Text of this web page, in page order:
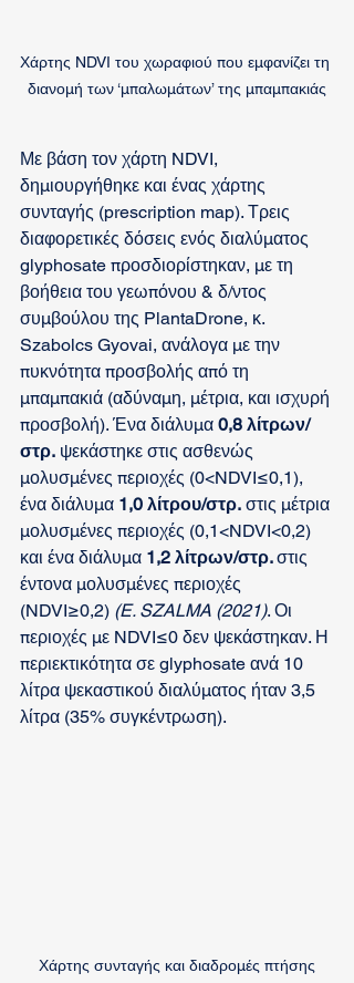
Χάρτης NDVI του χωραφιού που εμφανίζει τη
διανομή των ‘μπαλωμάτων’ της μπαμπακιάς
Με βάση τον χάρτη NDVI,
δημιουργήθηκε και ένας χάρτης
συνταγής (prescription map). Τρεις
διαφορετικές δόσεις ενός διαλύματος
glyphosate προσδιορίστηκαν, με τη
βοήθεια του γεωπόνου & δ/ντος
συμβούλου της PlantaDrone, κ.
Szabolcs Gyovai, ανάλογα με την
πυκνότητα προσβολής από τη
μπαμπακιά (αδύναμη, μέτρια, και ισχυρή
προσβολή). Ένα διάλυμα 0,8 λίτρων/
στρ. ψεκάστηκε στις ασθενώς
μολυσμένες περιοχές (0<NDVI≤0,1),
ένα διάλυμα 1,0 λίτρου/στρ. στις μέτρια
μολυσμένες περιοχές (0,1<NDVI<0,2)
και ένα διάλυμα 1,2 λίτρων/στρ. στις
έντονα μολυσμένες περιοχές
(NDVI≥0,2) (E. SZALMA (2021). Οι
περιοχές με NDVI≤0 δεν ψεκάστηκαν. Η
περιεκτικότητα σε glyphosate ανά 10
λίτρα ψεκαστικού διαλύματος ήταν 3,5
λίτρα (35% συγκέντρωση).
Χάρτης συνταγής και διαδρομές πτήσης